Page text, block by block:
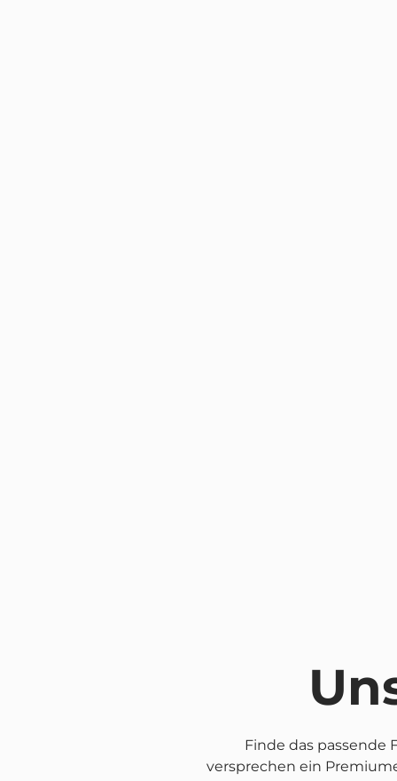
Finde das passende
versprechen ein